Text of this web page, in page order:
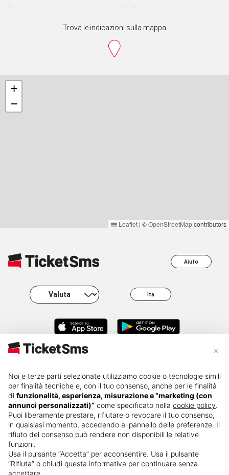
Trova le indicazioni sulla mappa
+
−
Leaflet | ©OpenStreetMapcontributors
Ita
Aiuto
Press kit Governance Privacy Rivendita
Cambio
nominativo
Cookie policy
Termini e
condizioni
×
Noi e terze parti selezionate utilizziamo cookie o tecnologie simili
per finalità tecniche e, con il tuo consenso, anche per le finalità
di funzionalità, esperienza, misurazione e “marketing (con
annunci personalizzati)” come specificato nella cookie policy.
Puoi liberamente prestare, rifiutare o revocare il tuo consenso,
in qualsiasi momento, accedendo al pannello delle preferenze. Il
rifiuto del consenso può rendere non disponibili le relative
funzioni.
Usa il pulsante “Accetta” per acconsentire. Usa il pulsante
“Rifiuta” o chiudi questa informativa per continuare senza
accettare.